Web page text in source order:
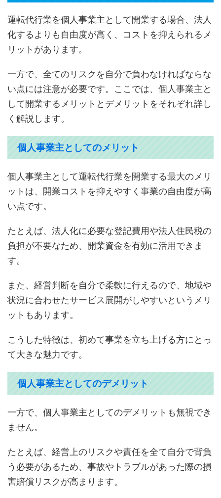
運転代行業を個人事業主として開業する場合、法人
化するよりも自由度が高く、コストを抑えられるメ
リットがあります。
一方で、全てのリスクを自分で負わなければならな
い点には注意が必要です。ここでは、個人事業主と
して開業するメリットとデメリットをそれぞれ詳し
く解説します。
個人事業主としてのメリット
個人事業主として運転代行業を開業する最大のメリ
ットは、開業コストを抑えやすく事業の自由度が高
い点です。
たとえば、法人化に必要な登記費用や法人住民税の
負担が不要なため、開業資金を有効に活用できま
す。
また、経営判断を自分で柔軟に行えるので、地域や
状況に合わせたサービス展開がしやすいというメリ
ットもあります。
こうした特徴は、初めて事業を立ち上げる方にとっ
て大きな魅力です。
個人事業主としてのデメリット
一方で、個人事業主としてのデメリットも無視でき
ません。
たとえば、経営上のリスクや責任を全て自分で背負
う必要があるため、事故やトラブルがあった際の損
害賠償リスクが高まります。